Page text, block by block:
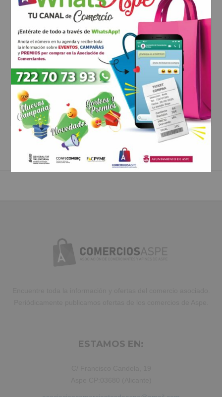
ESTAMOS EN: